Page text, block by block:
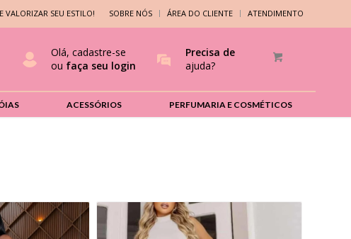
SOBRE NÓS ÁREA DO CLIENTE ATENDIMENTO
VALORIZAR SEU ESTILO!
Olá, cadastre-se
ou faça seu login
Precisa de
ajuda?
ACESSÓRIOS PERFUMARIA E COSMÉTICOS